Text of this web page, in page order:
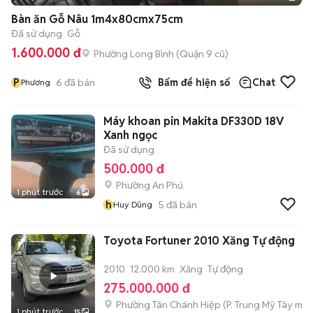
Bàn ăn Gỗ Nâu 1m4x80cmx75cm
Đã sử dụng Gỗ
1.600.000 đ Phường Long Bình (Quận 9 cũ)
P Phương 6 đã bán Bấm để hiện số Chat
1 phút trước 6
Máy khoan pin Makita DF330D 18V
Xanh ngọc
Đã sử dụng
500.000 đ
Phường An Phú
hHuy Dũng 5 đã bán
Toyota Fortuner 2010 Xăng Tự động
2010 12.000 km Xăng Tự động
275.000.000 đ
Phường Tân Chánh Hiệp (P. Trung Mỹ Tây mới)